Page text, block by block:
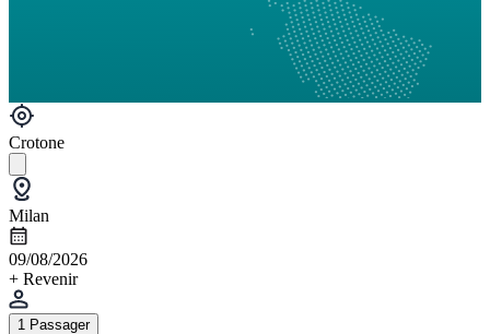
Crotone
Milan
09/08/2026
+ Revenir
1 Passager